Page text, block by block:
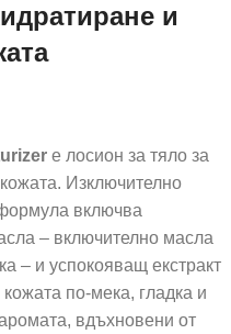
и
e лосион за тяло за
Изключително
включва
– включително масла
– и успокояващ екстракт
по-мека, гладка и
вдъхновени от